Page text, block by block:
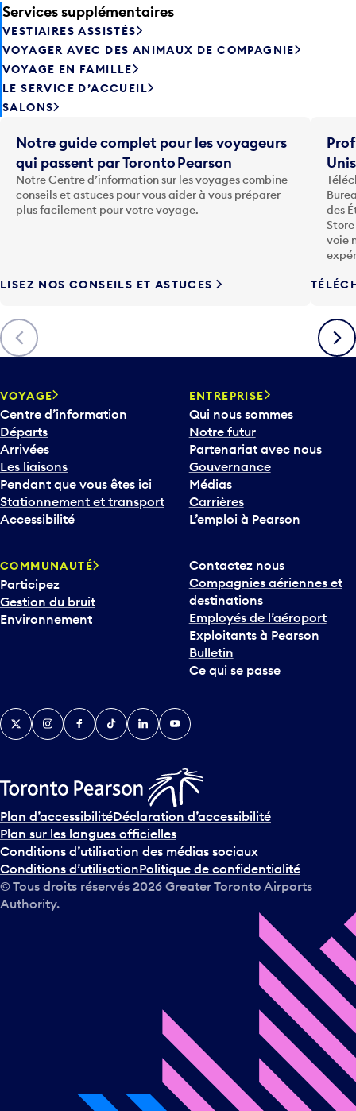
Services supplémentaires
VESTIAIRES ASSISTÉS
VOYAGER AVEC DES ANIMAUX DE COMPAGNIE
VOYAGE EN FAMILLE
LE SERVICE D’ACCUEIL
SALONS
Précédent
Notre guide complet pour les voyageurs
qui passent par Toronto Pearson
Notre Centre d’information sur les voyages combine
conseils et astuces pour vous aider à vous préparer
plus facilement pour votre voyage.
LISEZ NOS CONSEILS ET ASTUCES
des
voie
VOYAGE
Centre d’information
Départs
Arrivées
Les liaisons
Pendant que vous êtes ici
Stationnement et transport
Accessibilité
ENTREPRISE
Qui nous sommes
Notre futur
Partenariat avec nous
Gouvernance
Médias
Carrières
L’emploi à Pearson
COMMUNAUTÉ
Participez
Gestion du bruit
Environnement
Contactez nous
Compagnies aériennes et
destinations
Employés de l’aéroport
Exploitants à Pearson
Bulletin
Ce qui se passe
TwitterInstagramFacebook
TikTokLinkedInYouTube
Plan d’accessibilitéDéclaration d’accessibilité
Plan sur les langues officielles
Conditions d’utilisation des médias sociaux
Conditions d’utilisationPolitique de confidentialité
© Tous droits réservés 2026 Greater Toronto Airports
Authority.